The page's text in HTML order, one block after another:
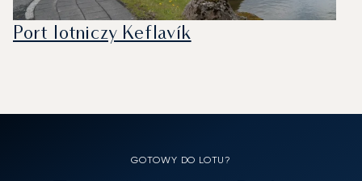
Port lotniczy Keflavík
GOTOWY DO LOTU?